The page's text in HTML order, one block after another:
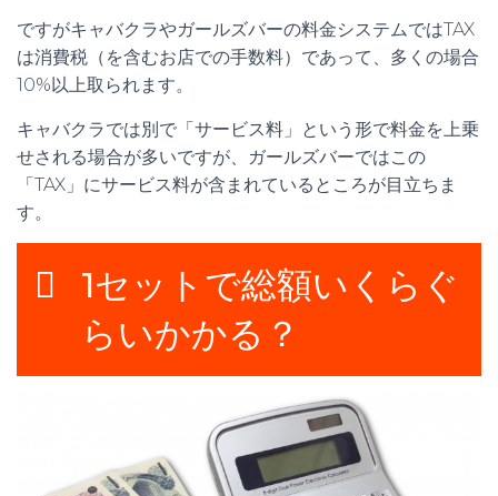
ですがキャバクラやガールズバーの料金システムではTAX
は消費税（を含むお店での手数料）であって、多くの場合
10%以上取られます。
キャバクラでは別で「サービス料」という形で料金を上乗
せされる場合が多いですが、ガールズバーではこの
「TAX」にサービス料が含まれているところが目立ちま
す。
1セットで総額いくらぐ
らいかかる？